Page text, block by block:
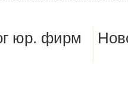
юр. фирм